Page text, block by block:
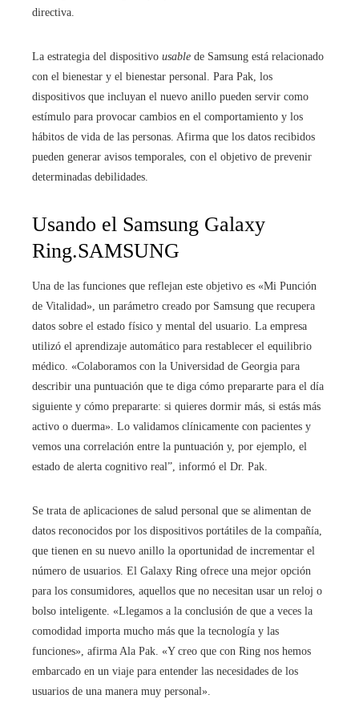
directiva.
La estrategia del dispositivo usable de Samsung está relacionado
con el bienestar y el bienestar personal. Para Pak, los
dispositivos que incluyan el nuevo anillo pueden servir como
estímulo para provocar cambios en el comportamiento y los
hábitos de vida de las personas. Afirma que los datos recibidos
pueden generar avisos temporales, con el objetivo de prevenir
determinadas debilidades.
Usando el Samsung Galaxy
Ring.SAMSUNG
Una de las funciones que reflejan este objetivo es «Mi Punción
de Vitalidad», un parámetro creado por Samsung que recupera
datos sobre el estado físico y mental del usuario. La empresa
utilizó el aprendizaje automático para restablecer el equilibrio
médico. «Colaboramos con la Universidad de Georgia para
describir una puntuación que te diga cómo prepararte para el día
siguiente y cómo prepararte: si quieres dormir más, si estás más
activo o duerma». Lo validamos clínicamente con pacientes y
vemos una correlación entre la puntuación y, por ejemplo, el
estado de alerta cognitivo real”, informó el Dr. Pak.
Se trata de aplicaciones de salud personal que se alimentan de
datos reconocidos por los dispositivos portátiles de la compañía,
que tienen en su nuevo anillo la oportunidad de incrementar el
número de usuarios. El Galaxy Ring ofrece una mejor opción
para los consumidores, aquellos que no necesitan usar un reloj o
bolso inteligente. «Llegamos a la conclusión de que a veces la
comodidad importa mucho más que la tecnología y las
funciones», afirma Ala Pak. «Y creo que con Ring nos hemos
embarcado en un viaje para entender las necesidades de los
usuarios de una manera muy personal».